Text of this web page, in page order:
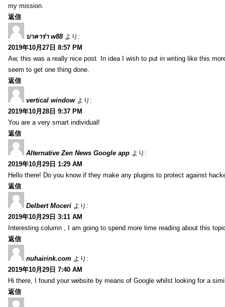
my mission.
返信
บาคาร่า w88 より:
2019年10月27日 8:57 PM
Aw, this was a really nice post. In idea I wish to put in writing like this
seem to get one thing done.
返信
vertical window より:
2019年10月28日 9:37 PM
You are a very smart individual!
返信
Alternative Zen News Google app より:
2019年10月29日 1:29 AM
Hello there! Do you know if they make any plugins to protect against
返信
Delbert Moceri より:
2019年10月29日 3:11 AM
Interesting column , I am going to spend more time reading about this
返信
nuhairink.com より:
2019年10月29日 7:40 AM
Hi there, I found your website by means of Google whilst looking for a
返信